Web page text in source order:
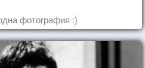
фотография :)